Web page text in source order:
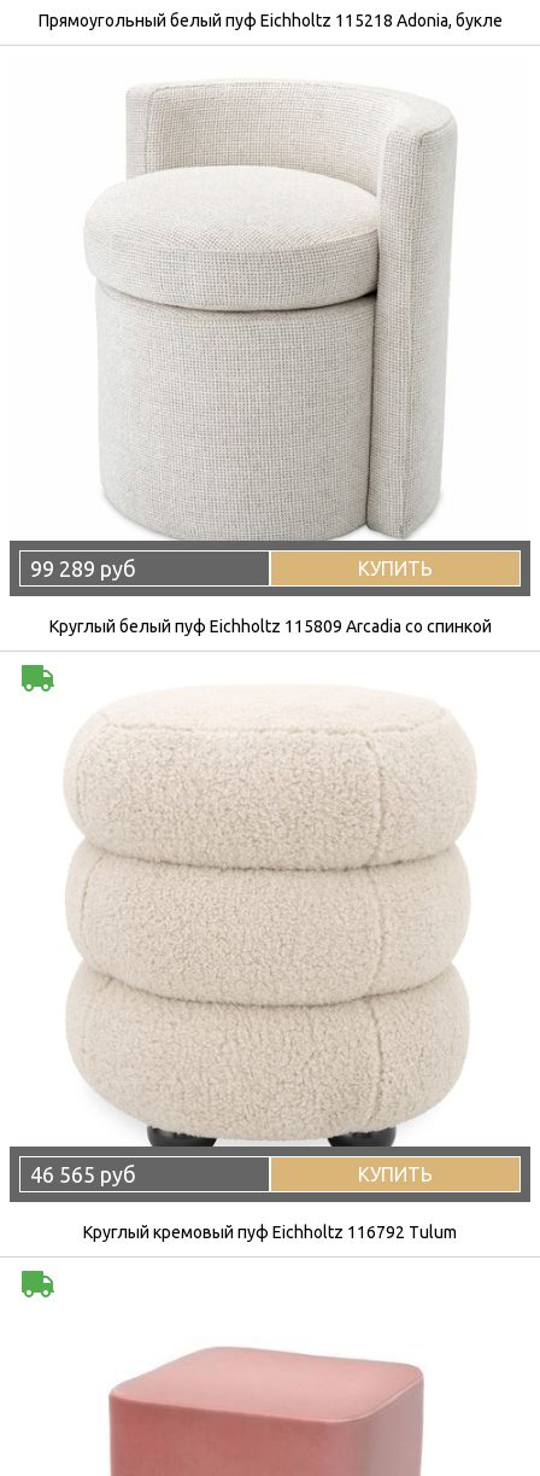
Прямоугольный белый пуф Eichholtz 115218 Adonia, букле
99 289 руб КУПИТЬ
Круглый белый пуф Eichholtz 115809 Arcadia со спинкой
46 565 руб КУПИТЬ
Круглый кремовый пуф Eichholtz 116792 Tulum